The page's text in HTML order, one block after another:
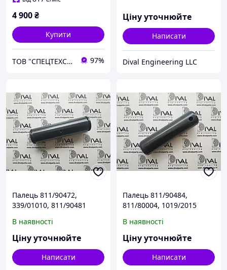
4 900₴
Купити
ТОВ "СПЕЦТЕХСЕРВИС+" 97%
Ціну уточнюйте
Написати
Dival Engineering LLC
Палець 811/90472,
339/01010, 811/90481
для екскаватора
навантажувача JCB
В наявності
Ціну уточнюйте
Написати
Палець 811/90484,
811/80004, 1019/2015
стріли передньої для
екскаватора
навантажувача JCB
В наявності
Ціну уточнюйте
Написати